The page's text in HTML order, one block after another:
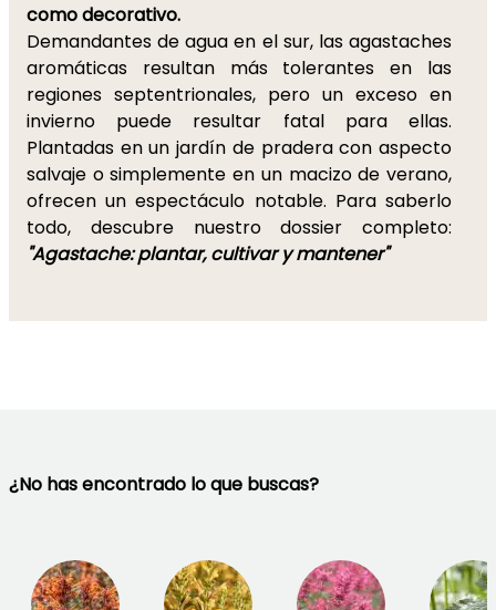
como decorativo.
Demandantes de agua en el sur, las agastaches
aromáticas resultan más tolerantes en las
regiones septentrionales, pero un exceso en
invierno puede resultar fatal para ellas.
Plantadas en un jardín de pradera con aspecto
salvaje o simplemente en un macizo de verano,
ofrecen un espectáculo notable. Para saberlo
todo, descubre nuestro dossier completo:
"Agastache: plantar, cultivar y mantener"
¿No has encontrado lo que buscas?